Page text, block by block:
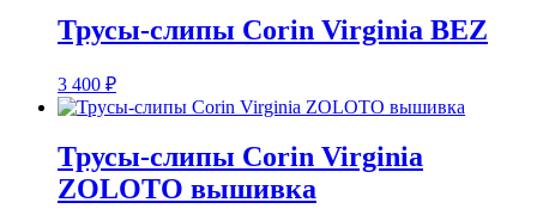
Трусы-слипы Corin Virginia BEZ
3 400 ₽
Трусы-слипы Corin Virginia
ZOLOTO вышивка